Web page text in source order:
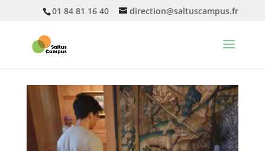
01 84 81 16 40 direction@saltuscampus.fr